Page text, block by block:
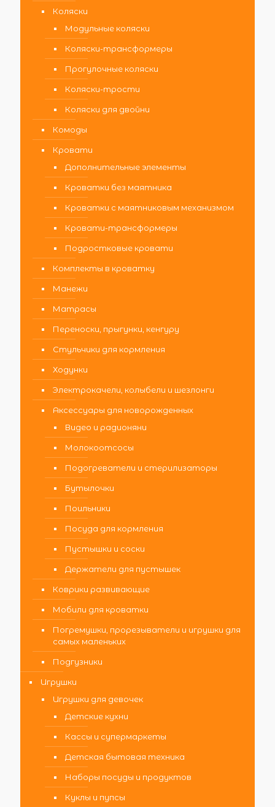
Коляски
Модульные коляски
Коляски-трансформеры
Прогулочные коляски
Коляски-трости
Коляски для двойни
Комоды
Кровати
Дополнительные элементы
Кроватки без маятника
Кроватки с маятниковым механизмом
Кровати-трансформеры
Подростковые кровати
Комплекты в кроватку
Манежи
Матрасы
Переноски, прыгунки, кенгуру
Стульчики для кормления
Ходунки
Электрокачели, колыбели и шезлонги
Аксессуары для новорожденных
Видео и радионяни
Молокоотсосы
Подогреватели и стерилизаторы
Бутылочки
Поильники
Посуда для кормления
Пустышки и соски
Держатели для пустышек
Коврики развивающие
Мобили для кроватки
Погремушки, прорезыватели и игрушки для
самых маленьких
Подгузники
Игрушки
Игрушки для девочек
Детские кухни
Кассы и супермаркеты
Детская бытовая техника
Наборы посуды и продуктов
Куклы и пупсы